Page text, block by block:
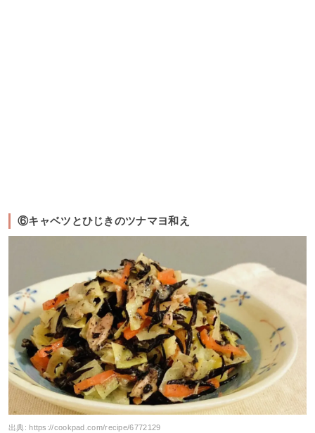
⑥キャベツとひじきのツナマヨ和え
出典: https://cookpad.com/recipe/6772129